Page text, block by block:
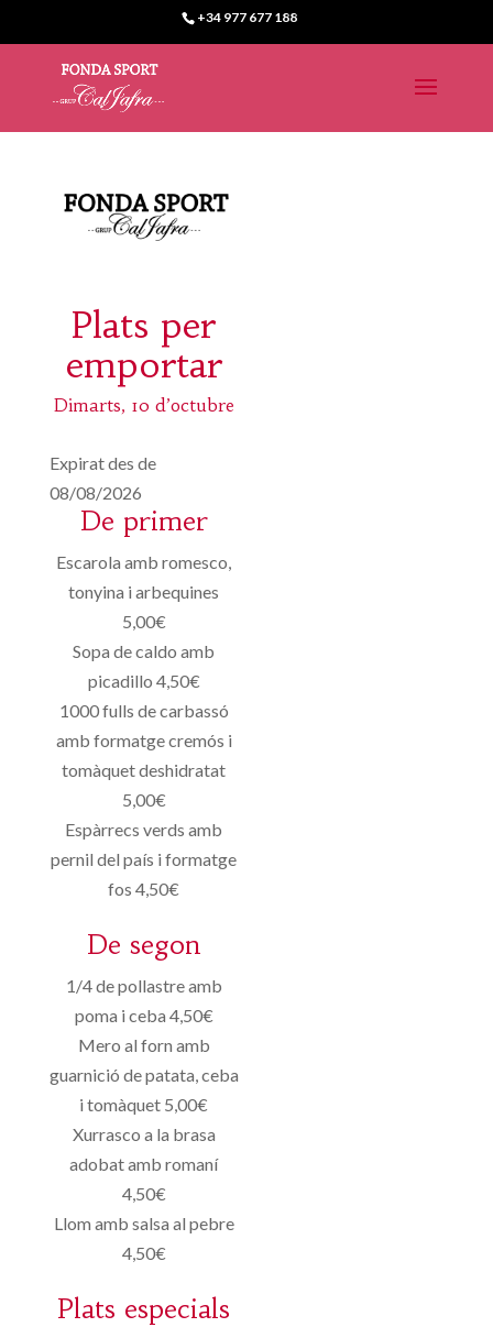
+34 977 677 188
Plats per
emportar
Dimarts, 10 d’octubre
Expirat des de
08/08/2026
De primer
Escarola amb romesco,
tonyina i arbequines
5,00€
Sopa de caldo amb
picadillo 4,50€
1000 fulls de carbassó
amb formatge cremós i
tomàquet deshidratat
5,00€
Espàrrecs verds amb
pernil del país i formatge
fos 4,50€
De segon
1/4 de pollastre amb
poma i ceba 4,50€
Mero al forn amb
guarnició de patata, ceba
i tomàquet 5,00€
Xurrasco a la brasa
adobat amb romaní
4,50€
Llom amb salsa al pebre
4,50€
Plats especials